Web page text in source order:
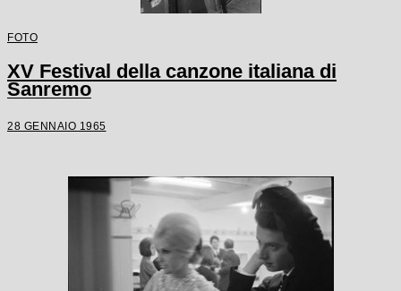
FOTO
XV Festival della canzone italiana di
Sanremo
28 GENNAIO 1965